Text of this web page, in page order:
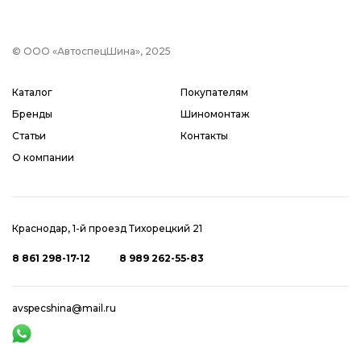
© ООО «АвтоспецШина», 2025
Каталог
Бренды
Статьи
О компании
Покупателям
Шиномонтаж
Контакты
Краснодар, 1-й проезд Тихорецкий 21
8 861 298-17-12 8 989 262-55-83
avspecshina@mail.ru